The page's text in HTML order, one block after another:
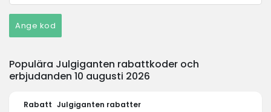
Ange kod
Populära Julgiganten rabattkoder och
erbjudanden 10 augusti 2026
Rabatt Julgiganten rabatter